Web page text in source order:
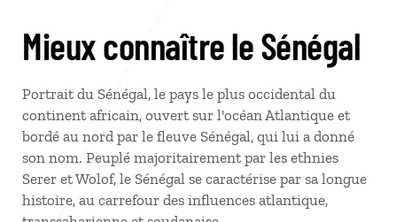
Mieux connaître le Sénégal
Portrait du Sénégal, le pays le plus occidental du
continent africain, ouvert sur l'océan Atlantique et
bordé au nord par le fleuve Sénégal, qui lui a donné
son nom. Peuplé majoritairement par les ethnies
Serer et Wolof, le Sénégal se caractérise par sa longue
histoire, au carrefour des influences atlantique,